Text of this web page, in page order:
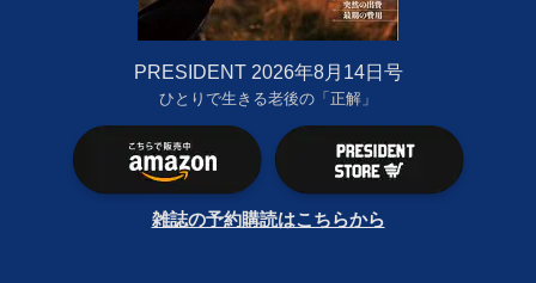
PRESIDENT 2026年8月14日号
ひとりで生きる老後の「正解」
雑誌の予約購読はこちらから